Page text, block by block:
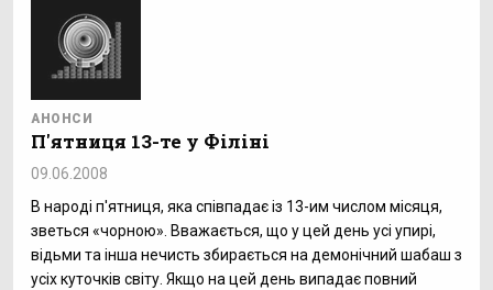
АНОНСИ
П'ятниця 13-те у Філіні
09.06.2008
В народі п'ятниця, яка співпадає із 13-им числом місяця,
зветься «чорною». Вважається, що у цей день усі упирі,
відьми та інша нечисть збирається на демонічний шабаш з
усіх куточків світу. Якщо на цей день випадає повний